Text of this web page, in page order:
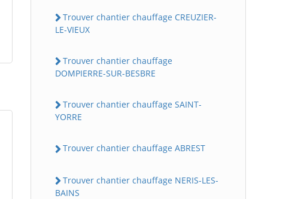
Trouver chantier chauffage CREUZIER-
LE-VIEUX
Trouver chantier chauffage
DOMPIERRE-SUR-BESBRE
Trouver chantier chauffage SAINT-
YORRE
Trouver chantier chauffage ABREST
Trouver chantier chauffage NERIS-LES-
BAINS